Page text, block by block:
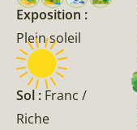
Exposition :
Plein soleil
Sol : Franc /
Riche